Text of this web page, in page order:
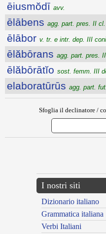
ēiusmŏdī avv.
ēlābens agg. part. pres. II cl.
ēlābor v. tr. e intr. dep. III
ēlăbōrans agg. part. pres.
ēlăbōrātĭo sost. femm. III
elaboratūrūs agg. part. fut.
Sfoglia il declinatore /
I nostri siti
Dizionario italiano
Grammatica italiana
Verbi Italiani